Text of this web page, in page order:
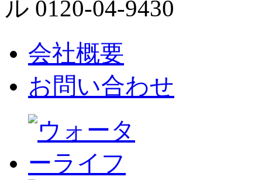
会社概要
お問い合わせ